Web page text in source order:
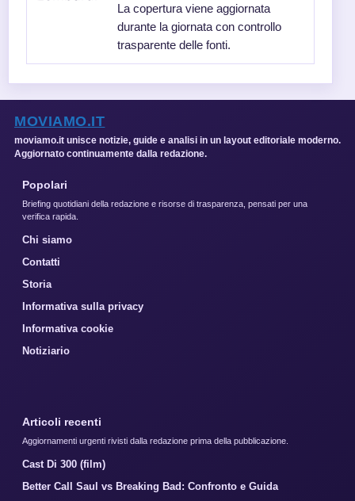
La copertura viene aggiornata
durante la giornata con controllo
trasparente delle fonti.
MOVIAMO.IT
moviamo.it unisce notizie, guide e analisi in un layout editoriale moderno.
Aggiornato continuamente dalla redazione.
Popolari
Briefing quotidiani della redazione e risorse di trasparenza, pensati per una
verifica rapida.
Chi siamo
Contatti
Storia
Informativa sulla privacy
Informativa cookie
Notiziario
Articoli recenti
Aggiornamenti urgenti rivisti dalla redazione prima della pubblicazione.
Cast Di 300 (film)
Better Call Saul vs Breaking Bad: Confronto e Guida